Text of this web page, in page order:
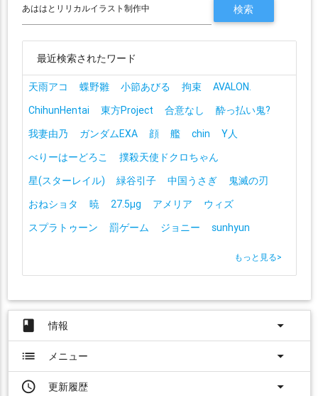
最近検索されたワード
天雨アコ 蝶野雛 小節あびる 拘束
AVALON.
ChihunHentai
東方Project 合意なし
酔っ払い鬼?
我妻由乃
ガンダムEXA 顔 艦 chin
Y人
べりーはーどろこ
撲殺天使ドクロちゃん
星(スターレイル)
緑谷引子 中国うさぎ
鬼滅の刃
おねショタ
暁 27.5μg アメリア
ウィズ
スプラトゥーン
罰ゲーム ジョニー sunhyun
もっと見る>
book 情報
arrow_drop_down
list
メニュー
arrow_drop_down
access_time
更新履歴 arrow_drop_down